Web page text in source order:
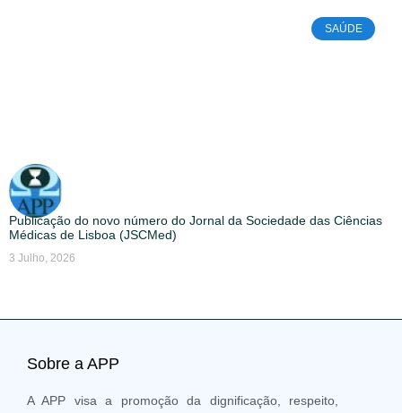
SAÚDE
Publicação do novo número do Jornal da Sociedade das Ciências
Médicas de Lisboa (JSCMed)
3 Julho, 2026
Sobre a APP
A APP visa a promoção da dignificação, respeito,